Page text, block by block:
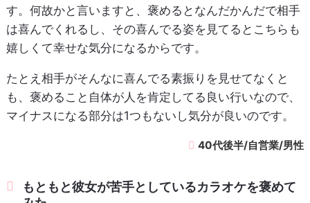
す。何故かと言いますと、褒めるとなんだかんだで相手
は喜んでくれるし、その喜んでる姿を見てるとこちらも
嬉しくて幸せな気分になるからです。
たとえ相手がそんなに喜んでる素振りを見せてなくと
も、褒めること自体が人を肯定してる良い行いなので、
マイナスになる部分は1つもないし気分が良いのです。
40代後半/自営業/男性
もともと彼女が苦手としているカラオケを褒めて